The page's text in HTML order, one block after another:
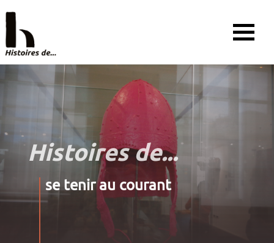
Histoires de...
se tenir au courant